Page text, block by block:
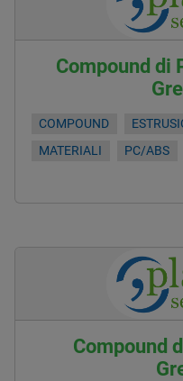
Compound di
COMPOUND
MATERIALI
PC/ABS
Compound